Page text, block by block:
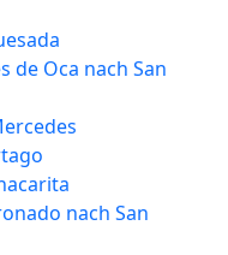
de Oca nach San
nach San